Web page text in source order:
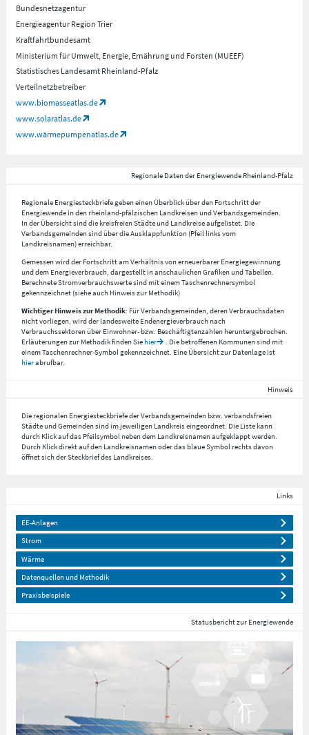
Bundesnetzagentur
Energieagentur Region Trier
Kraftfahrtbundesamt
Ministerium für Umwelt, Energie, Ernährung und Forsten (MUEEF)
Statistisches Landesamt Rheinland-Pfalz
Verteilnetzbetreiber
www.biomasseatlas.de
www.solaratlas.de
www.wärmepumpenatlas.de
Regionale Daten der Energiewende Rheinland-Pfalz
Regionale Energiesteckbriefe geben einen Überblick über den Fortschritt der
Energiewende in den rheinland-pfälzischen Landkreisen und Verbandsgemeinden.
In der Übersicht sind die kreisfreien Städte und Landkreise aufgelistet. Die
Verbandsgemeinden sind über die Ausklappfunktion (Pfeil links vom
Landkreisnamen) erreichbar.
Gemessen wird der Fortschritt am Verhältnis von erneuerbarer Energiegewinnung
und dem Energieverbrauch, dargestellt in anschaulichen Grafiken und Tabellen.
Berechnete Stromverbrauchswerte sind mit einem Taschenrechnersymbol
gekennzeichnet (siehe auch Hinweis zur Methodik)
Wichtiger Hinweis zur Methodik: Für Verbandsgemeinden, deren Verbrauchsdaten
nicht vorliegen, wird der landesweite Endenergieverbrauch nach
Verbrauchssektoren über Einwohner- bzw. Beschäftigtenzahlen heruntergebrochen.
Erläuterungen zur Methodik finden Siehier
. Die betroffenen Kommunen sind mit
einem Taschenrechner-Symbol gekennzeichnet. Eine Übersicht zur Datenlage ist
hierabrufbar.
Hinweis
Die regionalen Energiesteckbriefe der Verbandsgemeinden bzw. verbandsfreien
Städte und Gemeinden sind im jeweiligen Landkreis eingeordnet. Die Liste kann
durch Klick auf das Pfeilsymbol neben dem Landkreisnamen aufgeklappt werden.
Durch Klick direkt auf den Landkreisnamen oder das blaue Symbol rechts davon
öffnet sich der Steckbrief des Landkreises.
Links
EE-Anlagen
Strom
Wärme
Datenquellen und Methodik
Praxisbeispiele
Statusbericht zur Energiewende